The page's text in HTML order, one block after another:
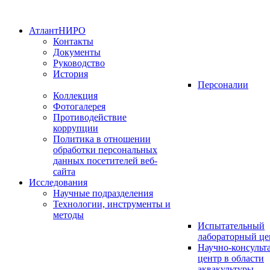
АтлантНИРО
Контакты
Документы
Руководство
История
Персоналии
Коллекция
Фотогалерея
Противодействие
коррупции
Политика в отношении
обработки персональных
данных посетителей веб-
сайта
Исследования
Научные подразделения
Технологии, инструменты и
методы
Испытательный
лабораторный
Научно-
центр в области